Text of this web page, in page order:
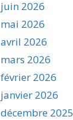
juin 2026
mai 2026
avril 2026
mars 2026
février 2026
janvier 2026
décembre 2025